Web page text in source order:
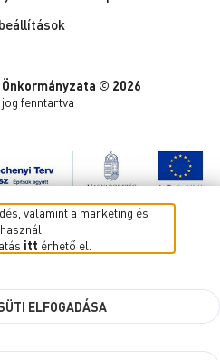
© 2026
fenntartva
valamint a marketing és
itt érhető el.
ELFOGADÁSA